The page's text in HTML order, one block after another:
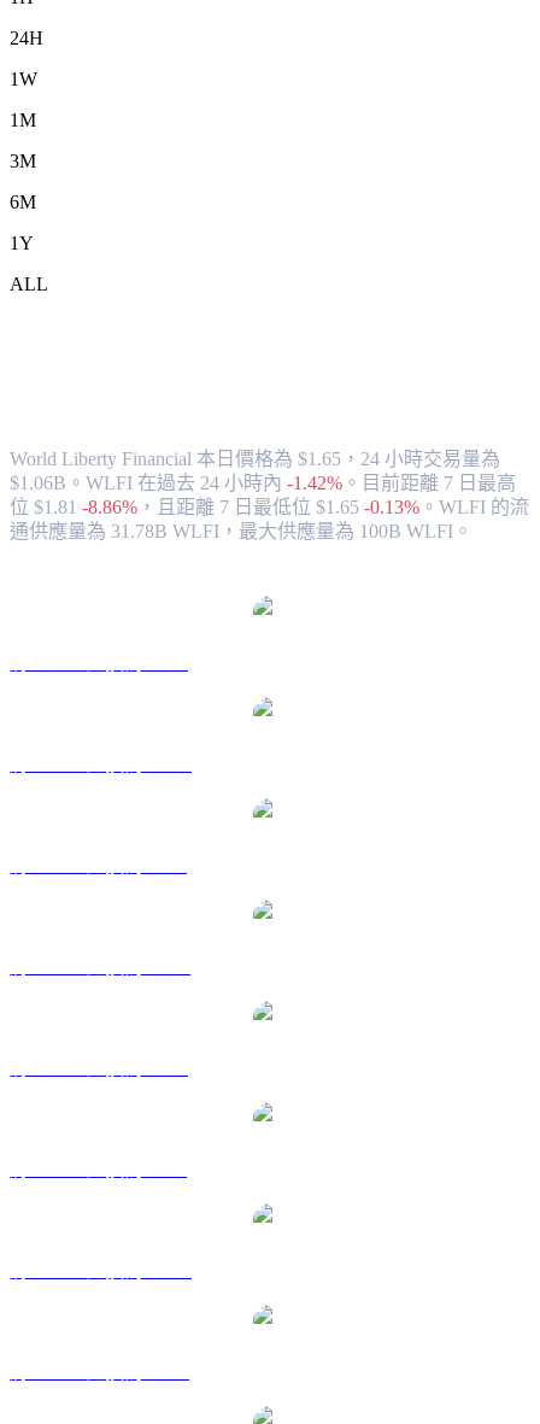
24H
1W
1M
3M
6M
1Y
ALL
World Liberty Financial 本日價格為 $1.65，24 小時交易量為
$1.06B。WLFI 在過去 24 小時內 -1.42% 。 目前距離 7 日最高
位 $1.81 -8.86% ， 且距離 7 日最低位 $1.65 -0.13% 。 WLFI 的流
通供應量為 31.78B WLFI，最大供應量為 100B WLFI。